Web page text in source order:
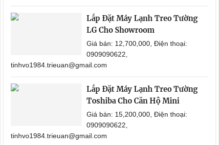
Lắp Đặt Máy Lạnh Treo Tường
LG Cho Showroom
Giá bán: 12,700,000, Điện thoại:
0909090622,
tinhvo1984.trieuan@gmail.com
Lắp Đặt Máy Lạnh Treo Tường
Toshiba Cho Căn Hộ Mini
Giá bán: 15,200,000, Điện thoại:
0909090622,
tinhvo1984.trieuan@gmail.com